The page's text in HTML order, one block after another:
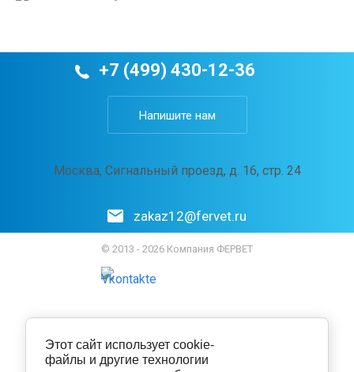
+7 (499) 430-12-36
Напишите нам
Москва, Сигнальный проезд, д. 16, стр. 24
zakaz12@fervet.ru
© 2013 - 2026 Компания ФЕРВЕТ
Этот сайт использует cookie-
файлы и другие технологии